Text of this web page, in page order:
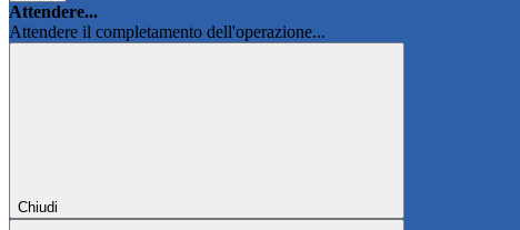
Attendere...
Attendere il completamento dell'operazione...
Chiudi